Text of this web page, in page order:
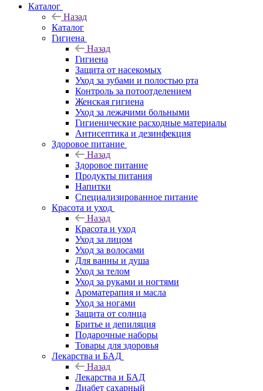
Каталог
Назад
Каталог
Гигиена
Назад
Гигиена
Защита от насекомых
Уход за зубами и полостью рта
Контроль за потоотделением
Женская гигиена
Уход за лежачими больными
Гигиенические расходные материалы
Антисептика и дезинфекция
Здоровое питание
Назад
Здоровое питание
Продукты питания
Напитки
Специализированное питание
Красота и уход
Назад
Красота и уход
Уход за лицом
Уход за волосами
Для ванны и душа
Уход за телом
Уход за руками и ногтями
Ароматерапия и масла
Уход за ногами
Защита от солнца
Бритье и депиляция
Подарочные наборы
Товары для здоровья
Лекарства и БАД
Назад
Лекарства и БАД
Диабет сахарный